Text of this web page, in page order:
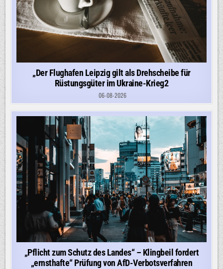
„Der Flughafen Leipzig gilt als Drehscheibe für
Rüstungsgüter im Ukraine-Krieg2
06-08-2026
„Pflicht zum Schutz des Landes“ – Klingbeil fordert
„ernsthafte“ Prüfung von AfD-Verbotsverfahren